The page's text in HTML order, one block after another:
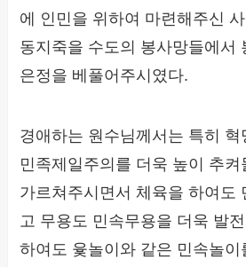
에 인민을 위하여 마련해주신
동지죽을 수도의 봉사망들에서
은정을 베풀어주시였다.
경애하는 원수님께서는 특히 혁
민족제일주의를 더욱 높이 추켜
가르쳐주시면서 체육을 하여도
고 무용도 민속무용을 더욱 발
하여도 윷놀이와 같은 민속놀